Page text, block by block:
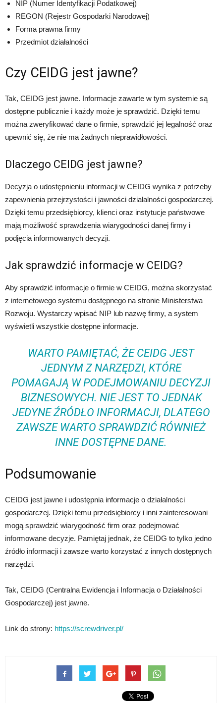
NIP (Numer Identyfikacji Podatkowej)
REGON (Rejestr Gospodarki Narodowej)
Forma prawna firmy
Przedmiot działalności
Czy CEIDG jest jawne?
Tak, CEIDG jest jawne. Informacje zawarte w tym systemie są
dostępne publicznie i każdy może je sprawdzić. Dzięki temu
można zweryfikować dane o firmie, sprawdzić jej legalność oraz
upewnić się, że nie ma żadnych nieprawidłowości.
Dlaczego CEIDG jest jawne?
Decyzja o udostępnieniu informacji w CEIDG wynika z potrzeby
zapewnienia przejrzystości i jawności działalności gospodarczej.
Dzięki temu przedsiębiorcy, klienci oraz instytucje państwowe
mają możliwość sprawdzenia wiarygodności danej firmy i
podjęcia informowanych decyzji.
Jak sprawdzić informacje w CEIDG?
Aby sprawdzić informacje o firmie w CEIDG, można skorzystać
z internetowego systemu dostępnego na stronie Ministerstwa
Rozwoju. Wystarczy wpisać NIP lub nazwę firmy, a system
wyświetli wszystkie dostępne informacje.
WARTO PAMIĘTAĆ, ŻE CEIDG JEST
JEDNYM Z NARZĘDZI, KTÓRE
POMAGAJĄ W PODEJMOWANIU DECYZJI
BIZNESOWYCH. NIE JEST TO JEDNAK
JEDYNE ŹRÓDŁO INFORMACJI, DLATEGO
ZAWSZE WARTO SPRAWDZIĆ RÓWNIEŻ
INNE DOSTĘPNE DANE.
Podsumowanie
CEIDG jest jawne i udostępnia informacje o działalności
gospodarczej. Dzięki temu przedsiębiorcy i inni zainteresowani
mogą sprawdzić wiarygodność firm oraz podejmować
informowane decyzje. Pamiętaj jednak, że CEIDG to tylko jedno
źródło informacji i zawsze warto korzystać z innych dostępnych
narzędzi.
Tak, CEIDG (Centralna Ewidencja i Informacja o Działalności
Gospodarczej) jest jawne.
Link do strony: https://screwdriver.pl/